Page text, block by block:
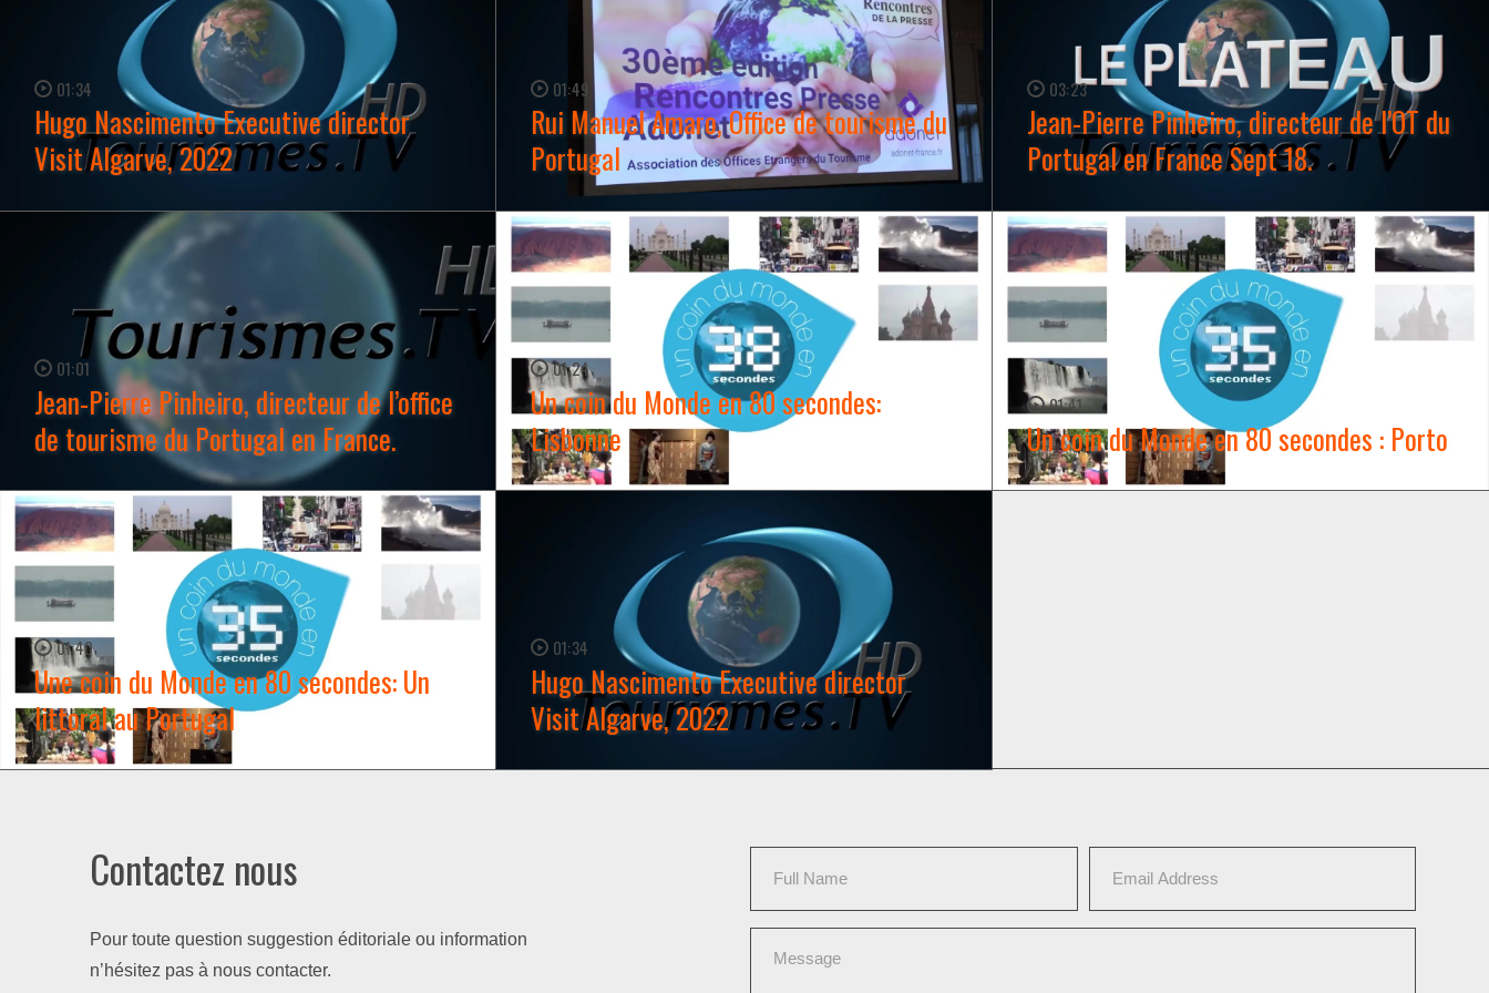
01:34
Hugo Nascimento Executive director
Visit Algarve, 2022
01:49
Rui Manuel Amaro, Office de tourisme du
Portugal
WATCH NOW →
03:23
Jean-Pierre Pinheiro, directeur de l’OT du
Portugal en France Sept 18.
01:01
Jean-Pierre Pinheiro, directeur de l’office
de tourisme du Portugal en France.
01:24
Un coin du Monde en 80 secondes:
Lisbonne
WATCH NOW →
01:41
Un coin du Monde en 80 secondes : Porto
WATCH NOW →
01:40
Une coin du Monde en 80 secondes: Un
littoral au Portugal
WATCH NOW →
01:34
Hugo Nascimento Executive director
Visit Algarve, 2022
Contactez nous
Pour toute question suggestion éditoriale ou information
n’hésitez pas à nous contacter.